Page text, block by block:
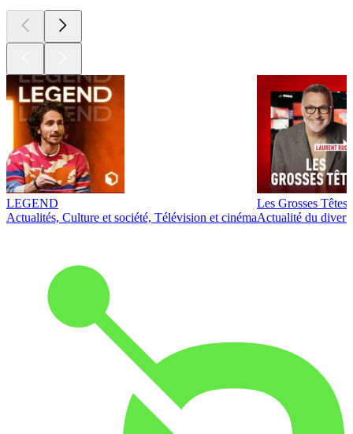
LEGEND
Actualités, Culture et société, Télévision et cinéma
Les Grosses Têtes
Actualité du